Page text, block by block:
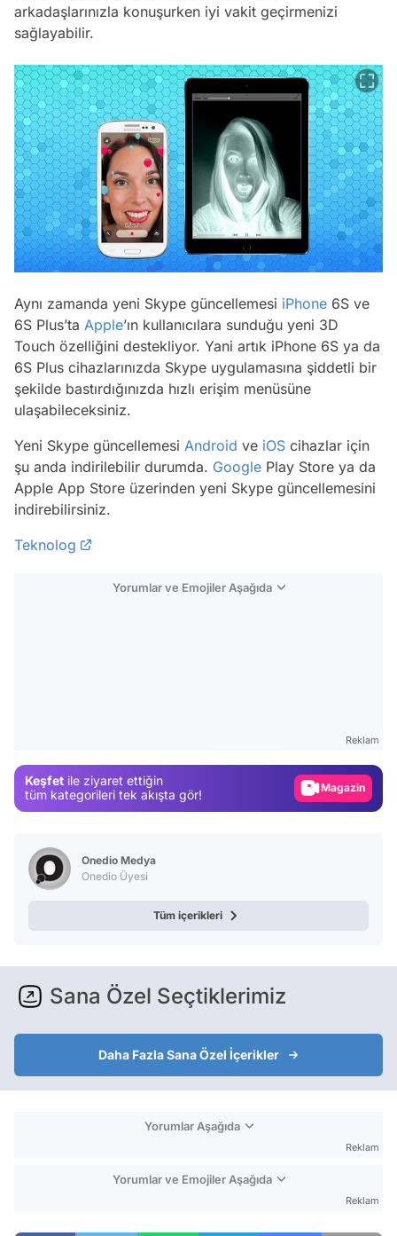
arkadaşlarınızla konuşurken iyi vakit geçirmenizi
sağlayabilir.
Aynı zamanda yeni Skype güncellemesi iPhone 6S ve
6S Plus’ta Apple’ın kullanıcılara sunduğu yeni 3D
Touch özelliğini destekliyor. Yani artık iPhone 6S ya da
6S Plus cihazlarınızda Skype uygulamasına şiddetli bir
şekilde bastırdığınızda hızlı erişim menüsüne
ulaşabileceksiniz.
Yeni Skype güncellemesi Android ve iOS cihazlar için
şu anda indirilebilir durumda. Google Play Store ya da
Apple App Store üzerinden yeni Skype güncellemesini
indirebilirsiniz.
Teknolog
Yorumlar ve Emojiler Aşağıda
Reklam
Keşfet ile ziyaret ettiğin
tüm kategorileri tek akışta gör!
Magazin
Onedio Medya
Onedio Üyesi
Tüm içerikleri
Sana Özel Seçtiklerimiz
Daha Fazla Sana Özel İçerikler
Yorumlar Aşağıda
Reklam
Yorumlar ve Emojiler Aşağıda
Reklam